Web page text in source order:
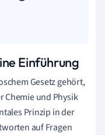
Einführung
Gesetz gehört,
Chemie und Physik
Prinzip in der
auf Fragen